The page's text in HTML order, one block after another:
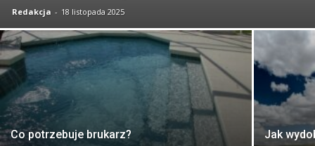
Redakcja - 18 listopada 2025
Co potrzebuje brukarz? Jak